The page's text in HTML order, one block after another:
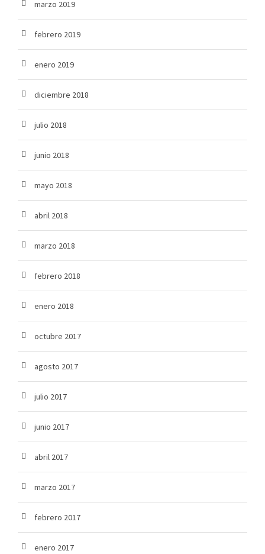
marzo 2019
febrero 2019
enero 2019
diciembre 2018
julio 2018
junio 2018
mayo 2018
abril 2018
marzo 2018
febrero 2018
enero 2018
octubre 2017
agosto 2017
julio 2017
junio 2017
abril 2017
marzo 2017
febrero 2017
enero 2017